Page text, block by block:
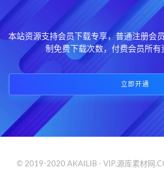
本站资源支持会员下载专享，普通注册会
制免费下载次数，付费会员所有
立即开通
© 2019-2020 AKAILIB - VIP.源库素材网